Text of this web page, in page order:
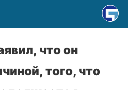
что он
того, что